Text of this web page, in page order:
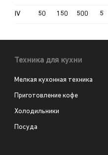
IV 50 150 500 5
Техника для кухни
Мелкая кухонная техника
Приготовление кофе
Холодильники
Посуда